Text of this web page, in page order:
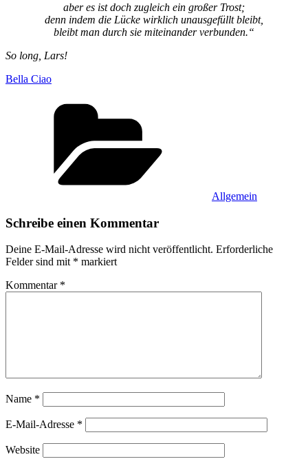
aber es ist doch zugleich ein großer Trost;
denn indem die Lücke wirklich unausgefüllt bleibt,
bleibt man durch sie miteinander verbunden.“
So long, Lars!
Bella Ciao
Allgemein
Schreibe einen Kommentar
Deine E-Mail-Adresse wird nicht veröffentlicht. Erforderliche
Felder sind mit * markiert
Kommentar *
Name *
E-Mail-Adresse *
Website